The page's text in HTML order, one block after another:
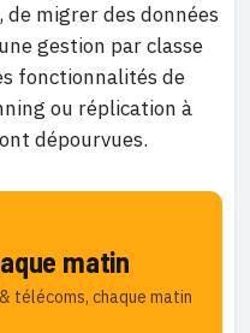
migrer des données
gestion par classe
fonctionnalités de
ou réplication à
dépourvues.
matin
télécoms, chaque matin